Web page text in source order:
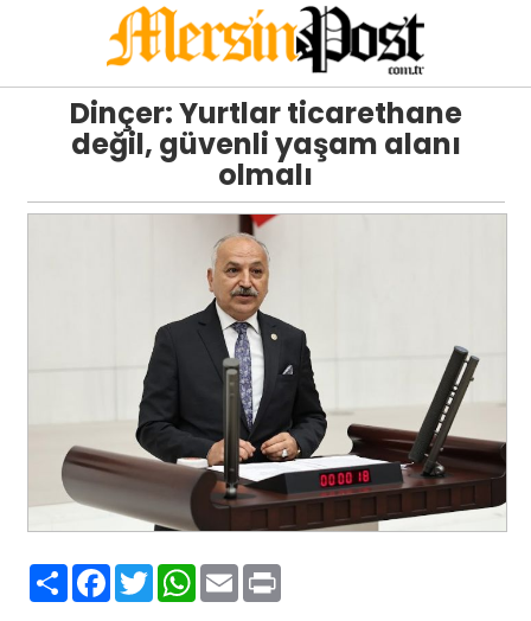
Dinçer: Yurtlar ticarethane
değil, güvenli yaşam alanı
olmalı
PaylaşFacebook
TwitterWhatsApp
EmailPrint